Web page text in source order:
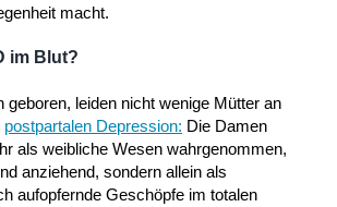
macht.
im Blut?
geboren, leiden nicht wenige Mütter an
postpartalen Depression: Die Damen
als weibliche Wesen wahrgenommen,
anziehend, sondern allein als
aufopfernde Geschöpfe im totalen